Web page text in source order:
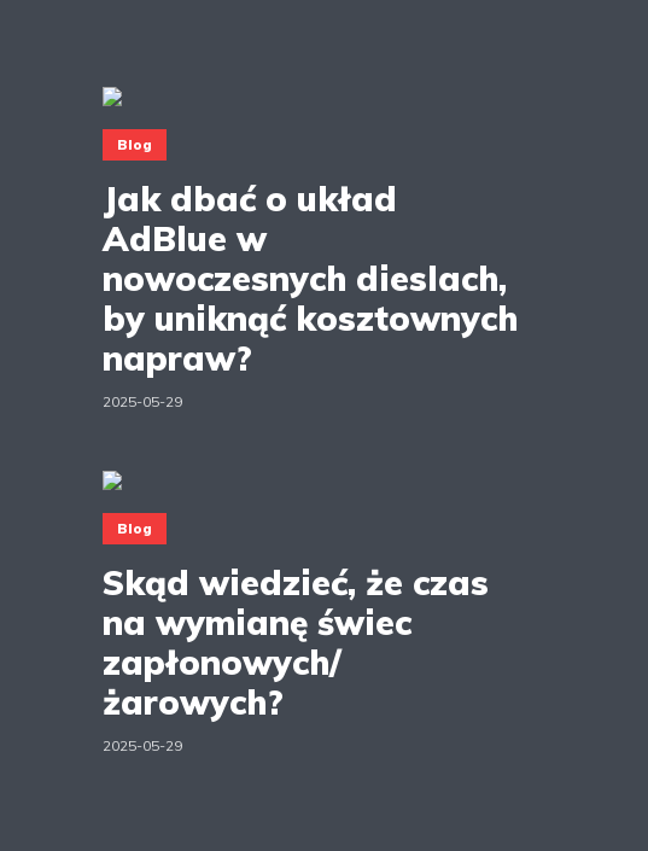
Blog
Jak dbać o układ
AdBlue w
nowoczesnych dieslach,
by uniknąć kosztownych
napraw?
2025-05-29
Blog
Skąd wiedzieć, że czas
na wymianę świec
zapłonowych/
żarowych?
2025-05-29